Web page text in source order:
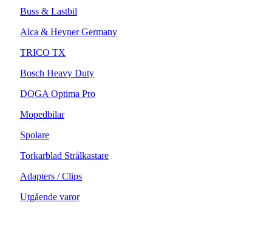
Buss & Lastbil
Alca & Heyner Germany
TRICO TX
Bosch Heavy Duty
DOGA Optima Pro
Mopedbilar
Spolare
Torkarblad Strålkastare
Adapters / Clips
Utgående varor